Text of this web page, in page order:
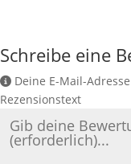
Schreibe eine
Deine E-Mail-
Rezensionstext